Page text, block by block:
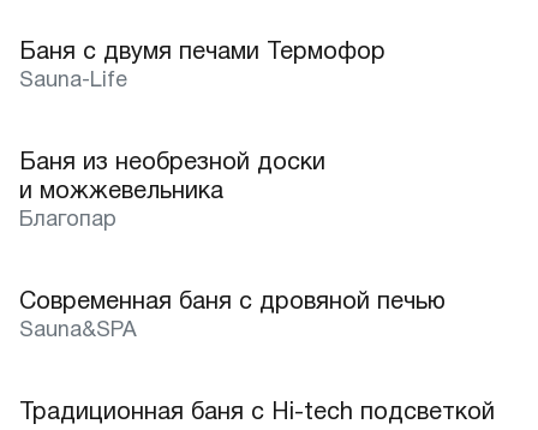
Пятигорск
Сочи
Баня с двумя печами Термофор
Sauna-Life
Баня из необрезной доски
и можжевельника
Благопар
Современная баня с дровяной печью
Sauna&SPA
Традиционная баня с Hi-tech подсветкой